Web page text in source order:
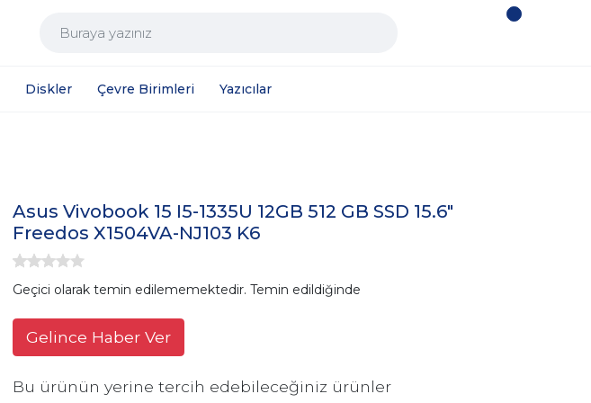
Diskler Çevre Birimleri Yazıcılar
Asus Vivobook 15 I5-1335U 12GB 512 GB SSD 15.6"
Freedos X1504VA-NJ103 K6
Geçici olarak temin edilememektedir. Temin edildiğinde
Gelince Haber Ver
Bu ürünün yerine tercih edebileceğiniz ürünler